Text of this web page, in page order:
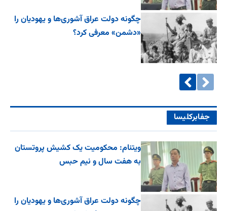
چگونه دولت عراق آشوری‌ها و یهودیان را
«دشمن» معرفی کرد؟
جفا‌بر‌کلیسا
ویتنام: محکومیت یک کشیش پروتستان
به هفت سال و نیم حبس
چگونه دولت عراق آشوری‌ها و یهودیان را